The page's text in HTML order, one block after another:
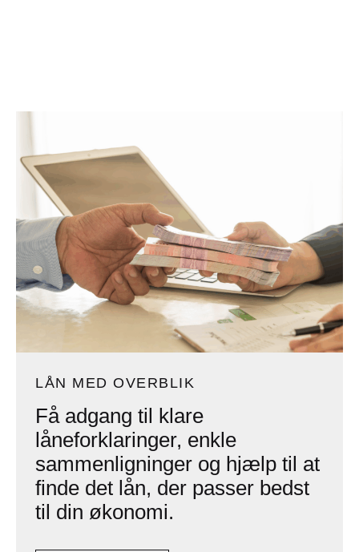
LÅN MED OVERBLIK
Få adgang til klare
låneforklaringer, enkle
sammenligninger og hjælp til at
finde det lån, der passer bedst
til din økonomi.